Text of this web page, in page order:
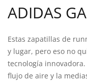
ADIDAS
Estas zapatillas de
y lugar, pero eso no
tecnología
flujo de aire y la